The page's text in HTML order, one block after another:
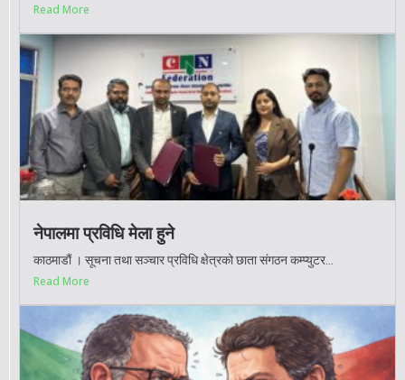
Read More
नेपालमा प्रविधि मेला हुने
काठमाडौं । सूचना तथा सञ्चार प्रविधि क्षेत्रको छाता संगठन कम्प्युटर...
Read More